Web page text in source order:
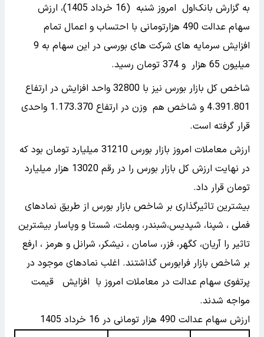
به گزارش بانک‌اول
امروز شنبه (16 خرداد 1405)، ارزش
سهام عدالت 490 هزارتومانی با احتساب و اعمال تمام
افزایش سرمایه های شرکت های بورسی در این سهام به 9
میلیون 65 هزار و 374 تومان رسید.
شاخص کل بازار بورس نیز با 32800 واحد افزایش در ارتفاع
4.391.801 و شاخص هم وزن در ارتفاع 1.173.370 واحدی
قرار گرفته است.
ارزش معاملات امروز بازار بورس 31210 میلیارد تومان بود که
در نهایت ارزش کل بازار بورس را در رقم 13020 هزار میلیارد
تومان قرار داد.
بیشترین تاثیرگذاری بر شاخص بازار بورس از طریق نمادهای
فملی ، شپنا، شپدیس،شبندر، وبملت، شستا و وپاسار بیشترین
تاثیر را آریان، کگهر، فزر، سامان ، نیشکر، شرانل و هرمز ، ارفع
بر شاخص بازار فرابورس گذاشتند. اغلب نمادهای موجود در
پرتفوی سهام عدالت در معاملات امروز با افزایش قیمت
مواجه شدند.
ارزش سهام عدالت 490 هزار تومانی در 16 خرداد 1405